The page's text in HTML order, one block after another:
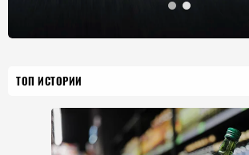
ТОП ИСТОРИИ